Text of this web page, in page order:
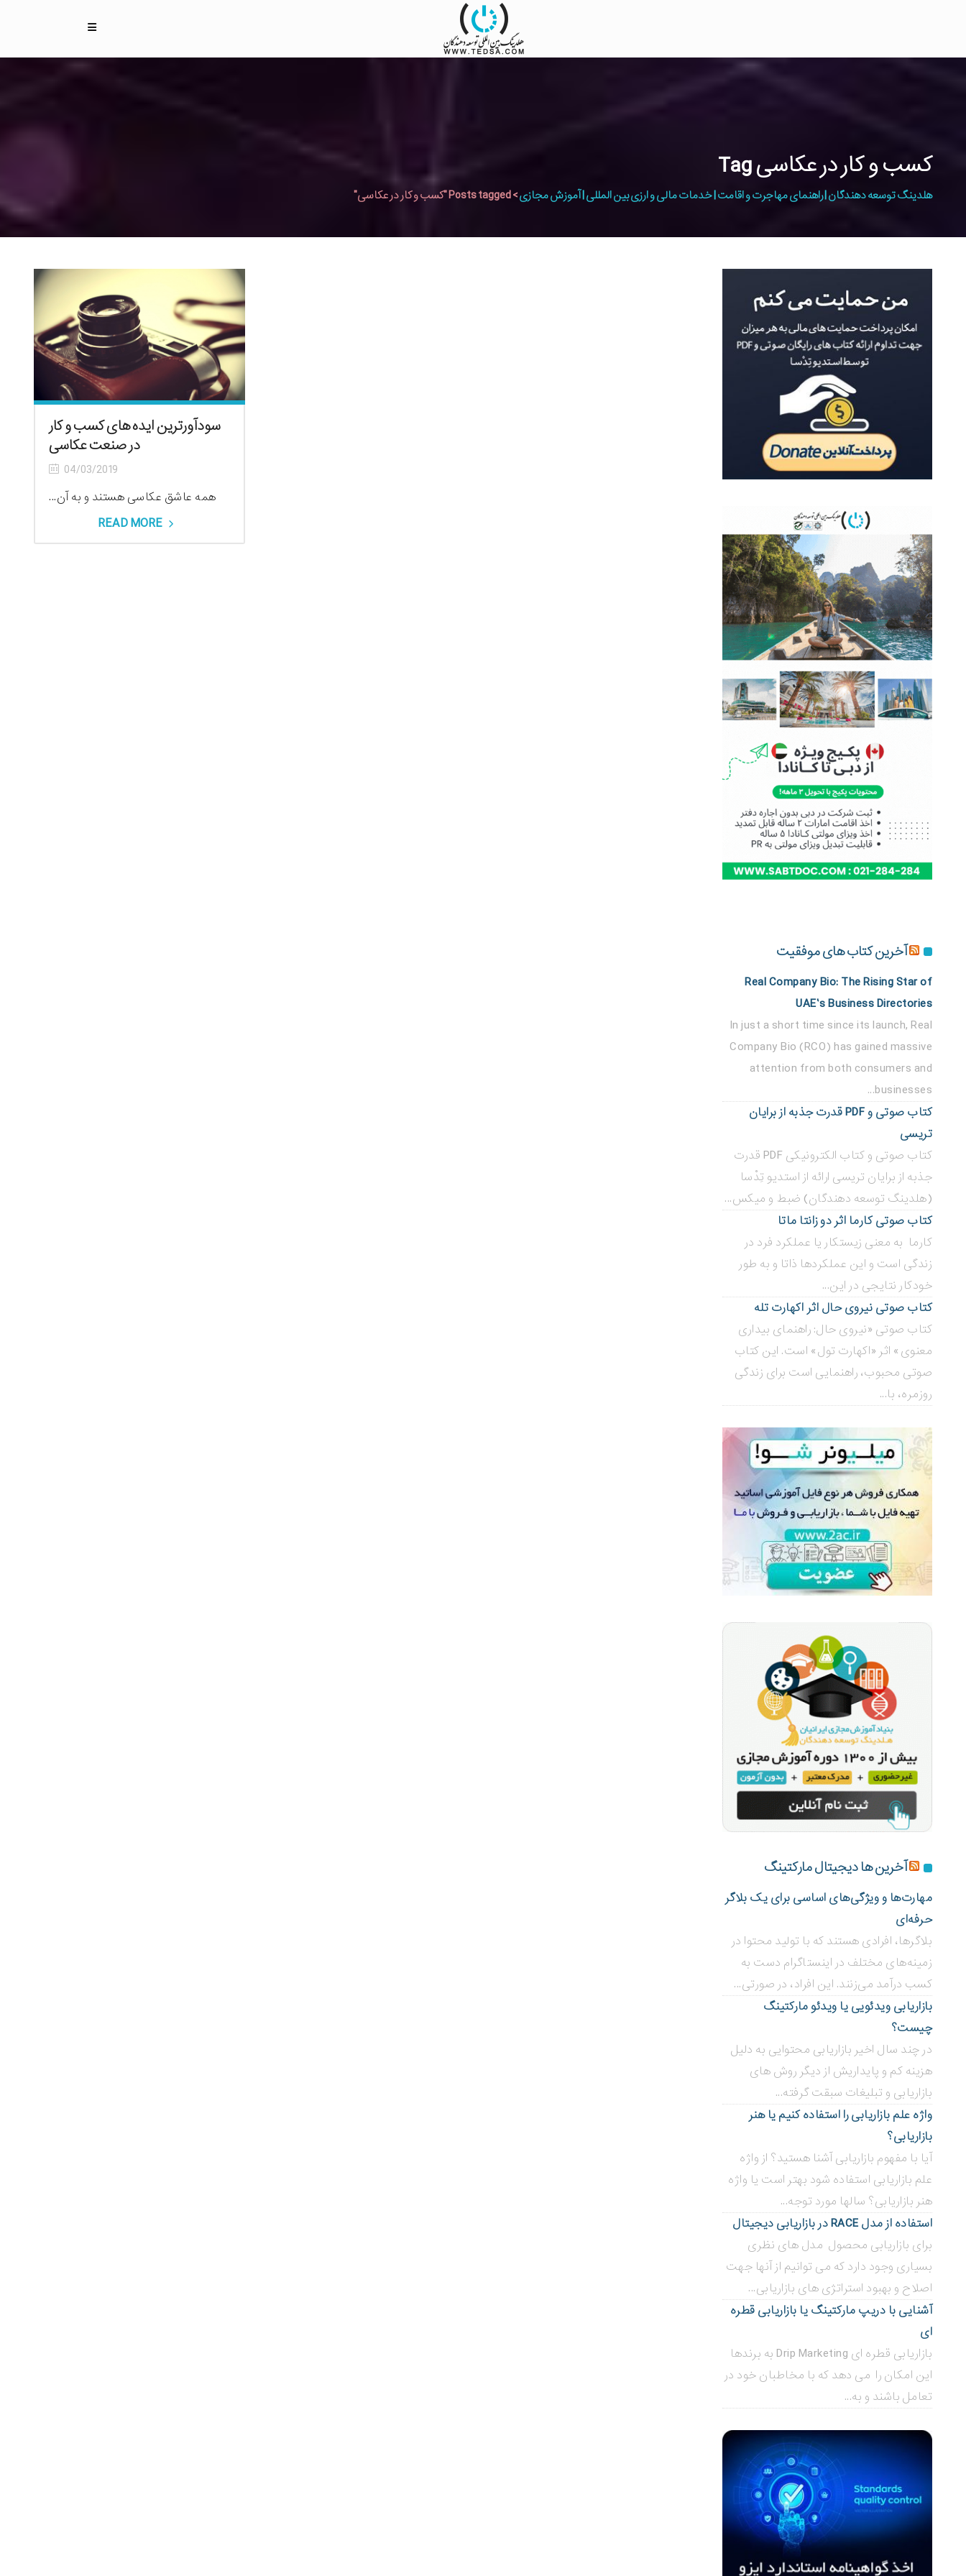
کسب و کار در عکاسی Tag
هلدینگ توسعه دهندگان | راهنمای مهاجرت و اقامت | خدمات مالی و ارزی بین المللی | آموزش مجازی>Posts tagged "کسب و کار در عکاسی"
سودآورترین ایده های کسب و کار
در صنعت عکاسی
04/03/2019
همه عاشق عکاسی هستند و به آن...
READ MORE
آخرین کتاب های موفقیت
Real Company Bio: The Rising Star of
UAE’s Business Directories
In just a short time since its launch, Real
Company Bio (RCO) has gained massive
attention from both consumers and
businesses...
کتاب صوتی و PDF قدرت جذبه از برایان
تریسی
کتاب صوتی و کتاب الکترونیکی PDF قدرت
جذبه از برایان تریسی ارائه از استدیو تِدْسا
(هلدینگ توسعه دهندگان) ضبط و میکس...
کتاب صوتی کارما اثر دو زانتا ماتا
کارما به معنی زیستکار یا عملکرد فرد در
زندگی است و این عملکردها ذاتا و به طور
خودکار نتایجی در این...
کتاب صوتی نیروی حال اثر اکهارت تله
کتاب صوتی «نیروی حال: راهنمای بیداری
معنوی» اثر «اکهارت تول» است. این کتاب
صوتی محبوب، راهنمایی است برای زندگی
روزمره، با...
آخرین ها دیجیتال مارکتینگ
مهارت‌ها و ویژگی‌های اساسی برای یک بلاگر
حرفه‌ای
بلاگر‌ها، افرادی هستند که با تولید محتوا در
زمینه‌های مختلف در اینستاگرام دست به
کسب درآمد می‌زنند. این افراد، در صورتی...
بازاریابی ویدئویی ‌یا ویدئو مارکتینگ
چیست؟
در چند سال اخیر بازاریابی محتوایی به دلیل
هزینه کم و پایداریش از دیگر روش های
بازاریابی و تبلیغات سبقت گرفته...
واژه علم بازاریابی را استفاده کنیم یا هنر
بازاریابی؟
آیا با مفهوم بازاریابی آشنا هستید؟ از واژه
علم بازاریابی استفاده شود بهتر است یا واژه
هنر بازاریابی؟ سالها مورد توجه...
استفاده از مدل RACE در بازاریابی دیجیتال
برای بازاریابی محصول مدل های نظری
بسیاری وجود دارد که می توانیم از آنها جهت
اصلاح و بهبود استراتژی های بازاریابی...
آشنایی با دریپ مارکتینگ یا بازاریابی قطره
ای
بازاریابی قطره ای Drip Marketing به برندها
این امکان را می دهد که با مخاطبان خود در
تعامل باشند و به...